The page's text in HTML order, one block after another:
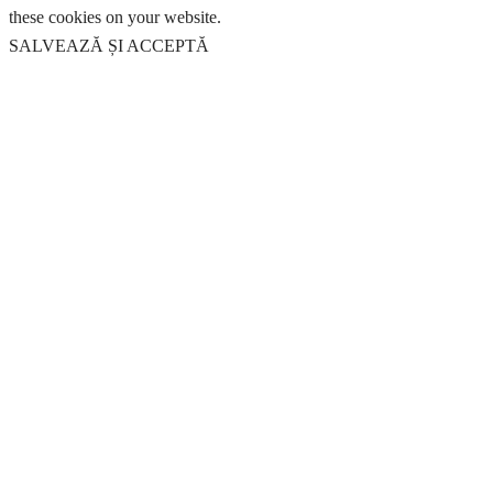
these cookies on your website.
SALVEAZĂ ȘI ACCEPTĂ